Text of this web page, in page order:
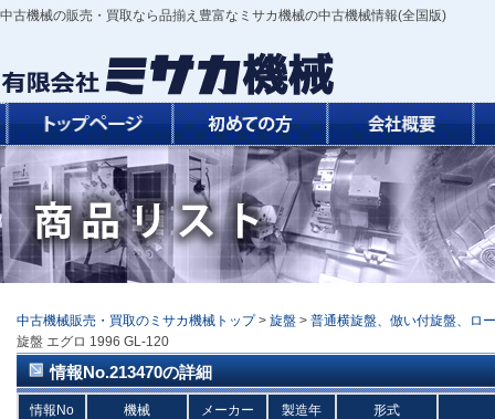
中古機械の販売・買取なら品揃え豊富なミサカ機械の中古機械情報(全国版)
中古機械販売・買取のミサカ機械トップ > 旋盤 > 普通横旋盤、倣い付旋盤、ロ
旋盤 エグロ 1996 GL-120
情報No.213470の詳細
情報No 機械 メーカー 製造年 形式